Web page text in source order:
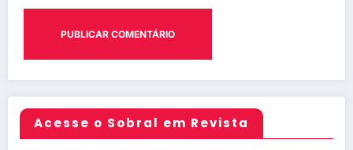
Acesse o Sobral em Revista